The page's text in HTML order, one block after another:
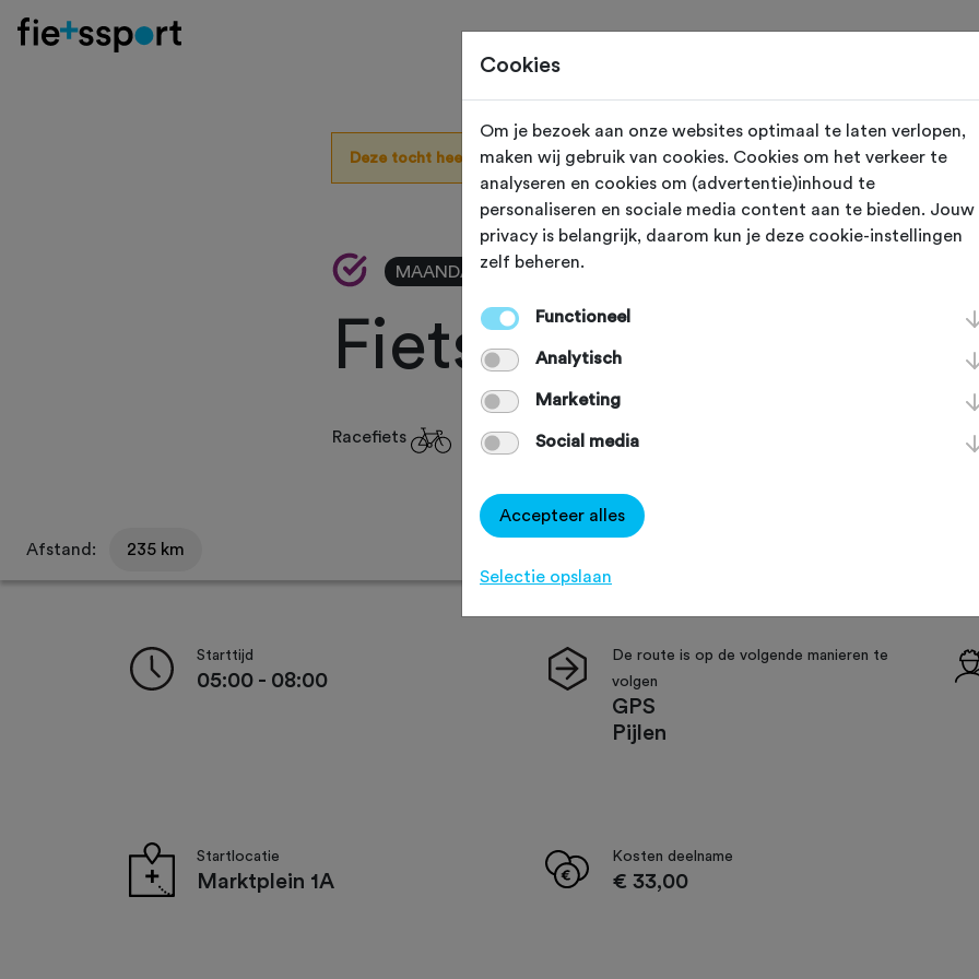
Deze tocht heeft reeds plaatsgevonden op 25-5-2026.
MAANDAG 25 MEI Bolsward (Friesland)
Fietselfstedentocht
Racefiets Agenda
Afstand: 235 km
Starttijd
05:00 - 08:00
De route is op de volgende manieren te
volgen
GPS
Pijlen
Startlocatie
Marktplein 1A
Kosten deelname
€ 33,00
Cookies
Om je bezoek aan onze websites optimaal te laten verlopen,
maken wij gebruik van cookies. Cookies om het verkeer te
analyseren en cookies om (advertentie)inhoud te
personaliseren en sociale media content aan te bieden. Jouw
privacy is belangrijk, daarom kun je deze cookie-instellingen
zelf beheren.
Functioneel
Analytisch
Marketing
Social media
Accepteer alles
Selectie opslaan